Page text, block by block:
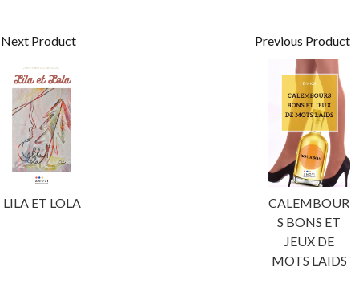
Next Product
LILA ET LOLA
Previous Product
CALEMBOUR
S BONS ET
JEUX DE
MOTS LAIDS